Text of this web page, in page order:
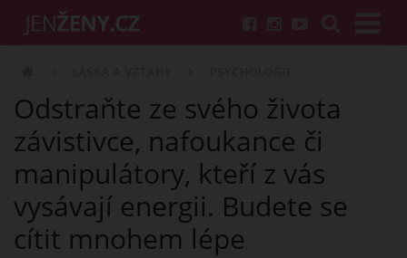
Odstraňte ze svého života
závistivce, nafoukance či
manipulátory, kteří z vás
vysávají energii. Budete se
cítit mnohem lépe